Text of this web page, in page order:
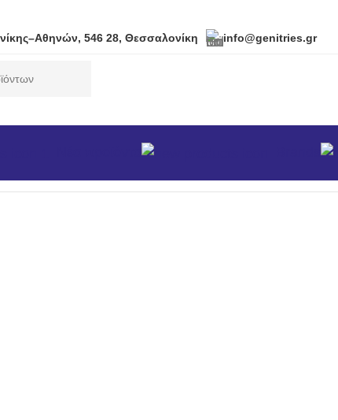
546 28, Θεσσαλονίκη info@genitries.gr